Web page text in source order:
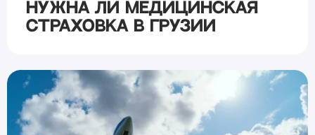
Нужна ли медицинская
страховка в Грузии